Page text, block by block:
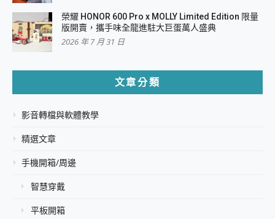
榮耀 HONOR 600 Pro x MOLLY Limited Edition 限量
版開賣，攜手味全龍進駐大巨蛋萬人盛典
2026 年 7 月 31 日
文章分類
影音轉檔與軟體教學
精選文章
手機開箱/周邊
智慧穿戴
平板開箱